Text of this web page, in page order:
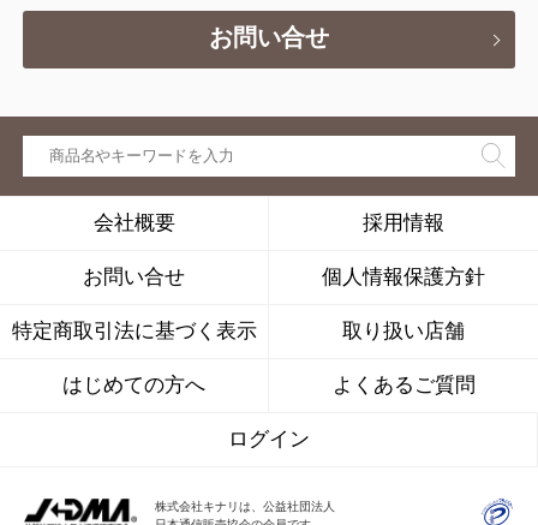
お問い合せ
会社概要 採用情報
お問い合せ 個人情報保護方針
特定商取引法に基づく表示 取り扱い店舗
はじめての方へ よくあるご質問
ログイン
株式会社キナリは、公益社団法人